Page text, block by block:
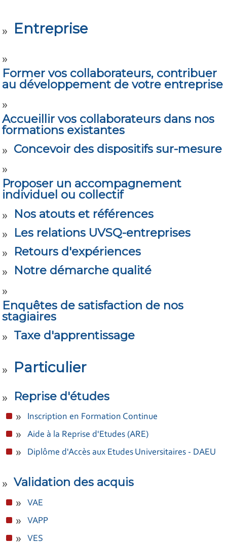
Entreprise
Former vos collaborateurs, contribuer
au développement de votre entreprise
Accueillir vos collaborateurs dans nos
formations existantes
Concevoir des dispositifs sur-mesure
Proposer un accompagnement
individuel ou collectif
Nos atouts et références
Les relations UVSQ-entreprises
Retours d'expériences
Notre démarche qualité
Enquêtes de satisfaction de nos
stagiaires
Taxe d'apprentissage
Particulier
Reprise d'études
Inscription en Formation Continue
Aide à la Reprise d'Etudes (ARE)
Diplôme d'Accès aux Etudes Universitaires - DAEU
Validation des acquis
VAE
VAPP
VES